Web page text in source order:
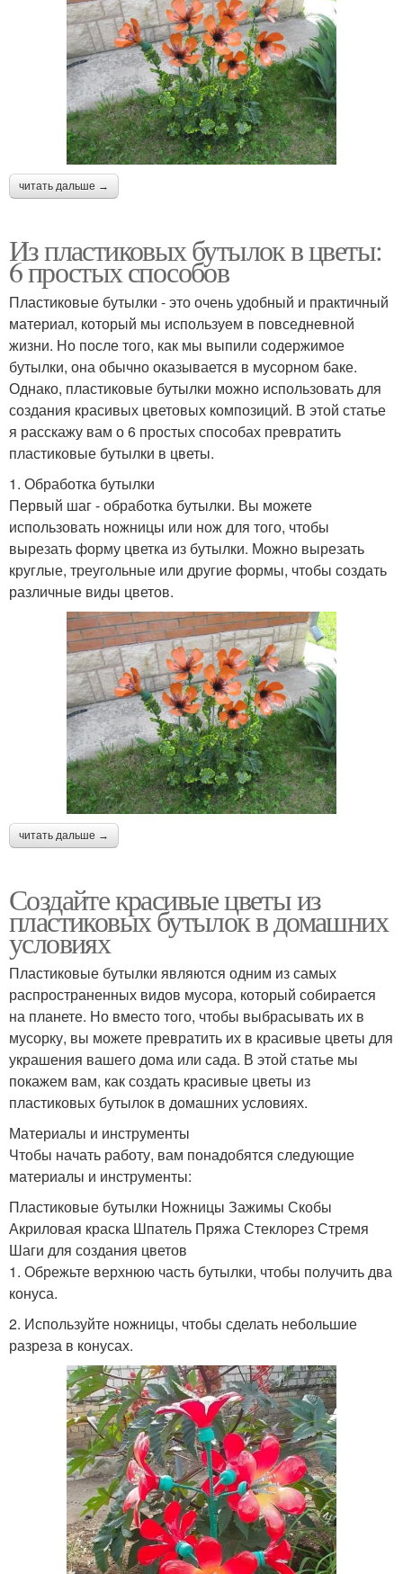
читать дальше →
Из пластиковых бутылок в цветы:
6 простых способов
Пластиковые бутылки - это очень удобный и практичный
материал, который мы используем в повседневной
жизни. Но после того, как мы выпили содержимое
бутылки, она обычно оказывается в мусорном баке.
Однако, пластиковые бутылки можно использовать для
создания красивых цветовых композиций. В этой статье
я расскажу вам о 6 простых способах превратить
пластиковые бутылки в цветы.
1. Обработка бутылки
Первый шаг - обработка бутылки. Вы можете
использовать ножницы или нож для того, чтобы
вырезать форму цветка из бутылки. Можно вырезать
круглые, треугольные или другие формы, чтобы создать
различные виды цветов.
читать дальше →
Создайте красивые цветы из
пластиковых бутылок в домашних
условиях
Пластиковые бутылки являются одним из самых
распространенных видов мусора, который собирается
на планете. Но вместо того, чтобы выбрасывать их в
мусорку, вы можете превратить их в красивые цветы для
украшения вашего дома или сада. В этой статье мы
покажем вам, как создать красивые цветы из
пластиковых бутылок в домашних условиях.
Материалы и инструменты
Чтобы начать работу, вам понадобятся следующие
материалы и инструменты:
Пластиковые бутылки Ножницы Зажимы Скобы
Акриловая краска Шпатель Пряжа Стеклорез Стремя
Шаги для создания цветов
1. Обрежьте верхнюю часть бутылки, чтобы получить два
конуса.
2. Используйте ножницы, чтобы сделать небольшие
разреза в конусах.